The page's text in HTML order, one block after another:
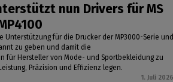
nun Drivers für MS
Unterstützung für die Drucker der MP3000-Serie und
zu geben und damit die
für Hersteller von Mode- und Sportbekleidung zu
Präzision und Effizienz legen.
1. Juli 2026